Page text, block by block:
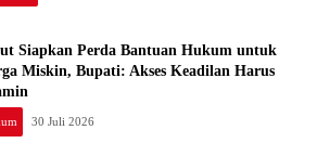
Siapkan Perda Bantuan Hukum untuk
Miskin, Bupati: Akses Keadilan Harus
30 Juli 2026